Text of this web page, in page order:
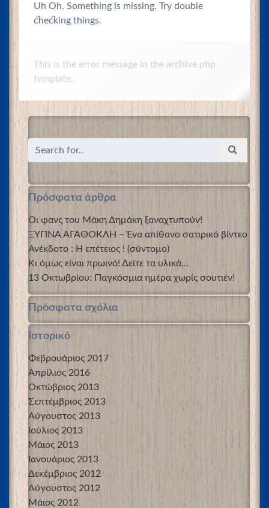
Uh Oh. Something is missing. Try double
checking things.
This is the error message in the archive.php
template.
Πρόσφατα άρθρα
Οι φανς του Μάκη Δημάκη ξαναχτυπούν!
ΞΥΠΝΑ ΑΓΑΘΟΚΛΗ – Ένα απίθανο σατιρικό βίντεο
Ανέκδοτο : Η επέτειος ! (σύντομο)
Κι όμως είναι πρωινό! Δείτε τα υλικά…
13 Οκτωβρίου: Παγκόσμια ημέρα χωρίς σουτιέν!
Πρόσφατα σχόλια
Ιστορικό
Φεβρουάριος 2017
Απρίλιος 2016
Οκτώβριος 2013
Σεπτέμβριος 2013
Αύγουστος 2013
Ιούλιος 2013
Μάιος 2013
Ιανουάριος 2013
Δεκέμβριος 2012
Αύγουστος 2012
Μάιος 2012